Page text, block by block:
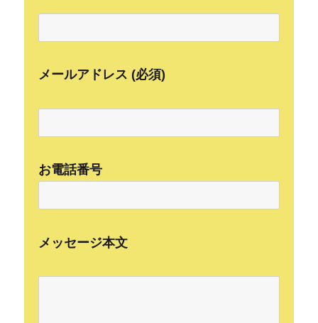
メールアドレス (必須)
お電話番号
メッセージ本文